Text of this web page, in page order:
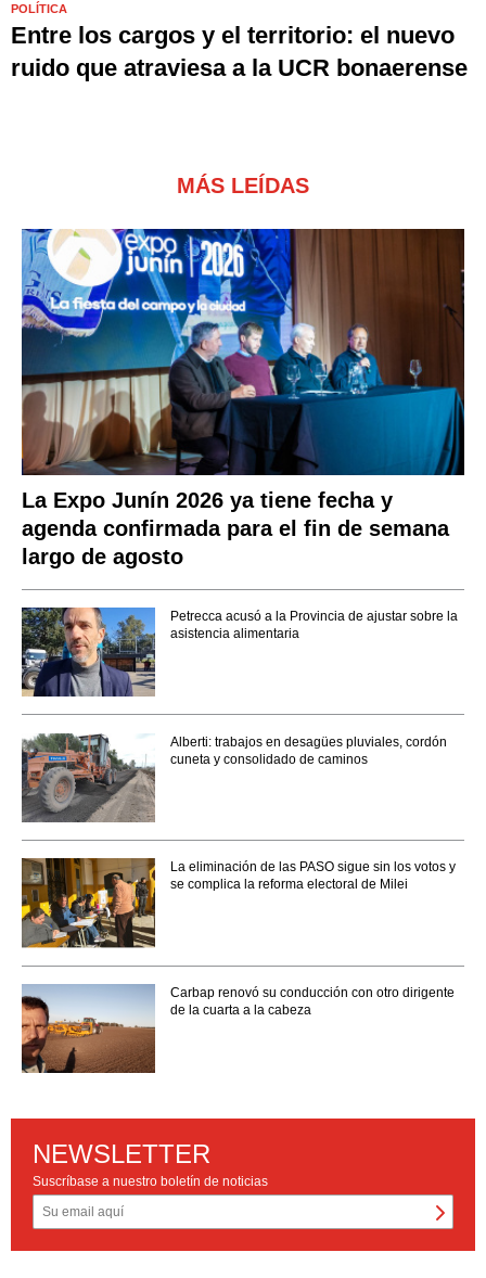
POLÍTICA
Entre los cargos y el territorio: el nuevo
ruido que atraviesa a la UCR bonaerense
MÁS LEÍDAS
La Expo Junín 2026 ya tiene fecha y
agenda confirmada para el fin de semana
largo de agosto
Petrecca acusó a la Provincia de ajustar sobre la
asistencia alimentaria
Alberti: trabajos en desagües pluviales, cordón
cuneta y consolidado de caminos
La eliminación de las PASO sigue sin los votos y
se complica la reforma electoral de Milei
Carbap renovó su conducción con otro dirigente
de la cuarta a la cabeza
NEWSLETTER
Suscríbase a nuestro boletín de noticias